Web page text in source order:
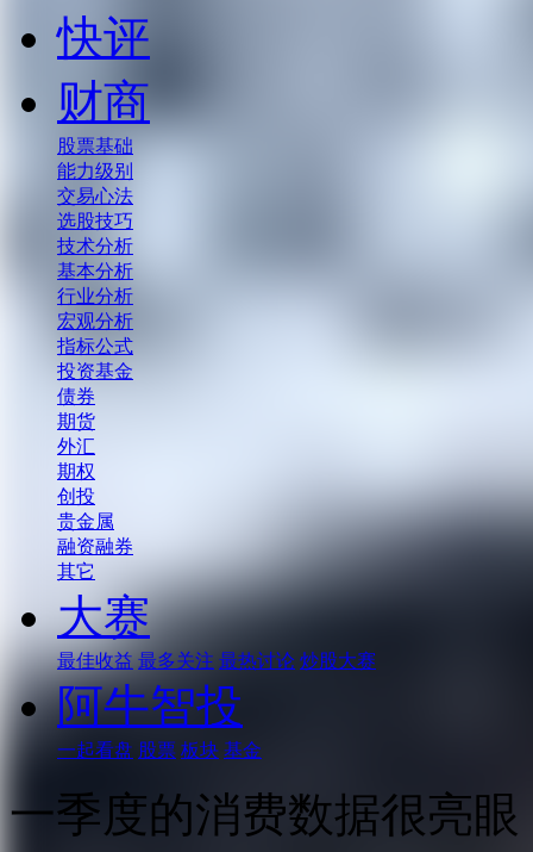
快评
财商
股票基础
能力级别
交易心法
选股技巧
技术分析
基本分析
行业分析
宏观分析
指标公式
投资基金
债券
期货
外汇
期权
创投
贵金属
融资融券
其它
大赛
最佳收益 最多关注 最热讨论 炒股大赛
阿牛智投
一起看盘 股票 板块 基金
一季度的消费数据很亮眼